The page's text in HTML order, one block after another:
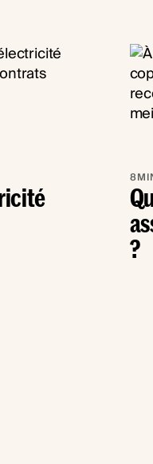
8
?